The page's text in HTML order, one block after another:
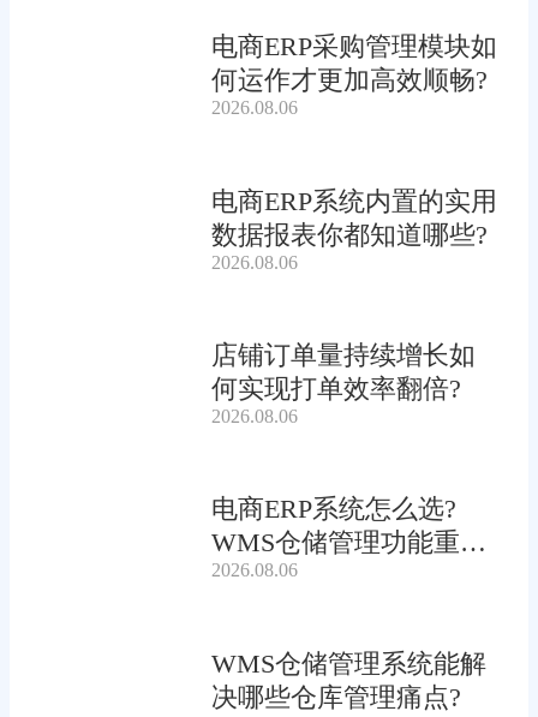
电商ERP采购管理模块如
何运作才更加高效顺畅?
2026.08.06
电商ERP系统内置的实用
数据报表你都知道哪些?
2026.08.06
店铺订单量持续增长如
何实现打单效率翻倍?
2026.08.06
电商ERP系统怎么选?
WMS仓储管理功能重要
吗?
2026.08.06
WMS仓储管理系统能解
决哪些仓库管理痛点?